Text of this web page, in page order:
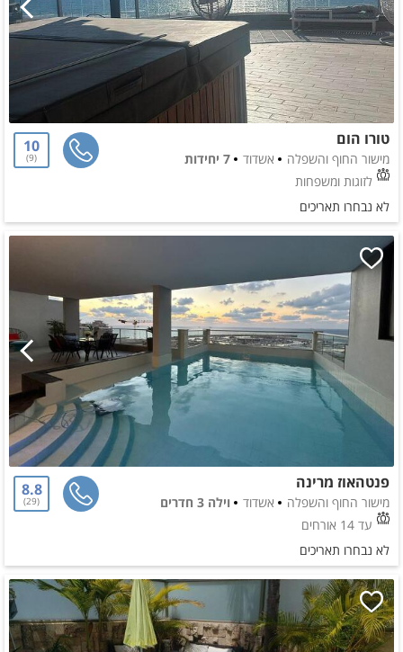
טורו הום
מישור החוף והשפלה אשדוד
7 יחידות
לזוגות ומשפחות
10
9
לא נבחרו תאריכים
פנטהאוז מרינה
מישור החוף והשפלה אשדוד
וילה 3 חדרים
עד 14 אורחים
8.8
29
לא נבחרו תאריכים